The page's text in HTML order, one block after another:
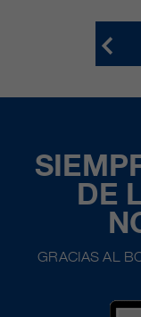
DE
GRACIAS AL